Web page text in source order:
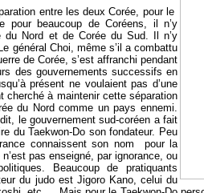
entre les deux Corée, pour le
pour beaucoup de Coréens, il n’y
Nord et de Corée du Sud. Il n’y
général Choi, même s’il a combattu
de Corée, s’est affranchi pendant
des gouvernements successifs en
présent ne voulaient pas d’une
cherché à maintenir cette séparation
du Nord comme un pays ennemi.
le gouvernement sud-coréen a fait
du Taekwon-Do son fondateur. Peu
connaissent son nom pour la
pas enseigné, par ignorance, ou
Beaucoup de pratiquants
du judo est Jigoro Kano, celui du